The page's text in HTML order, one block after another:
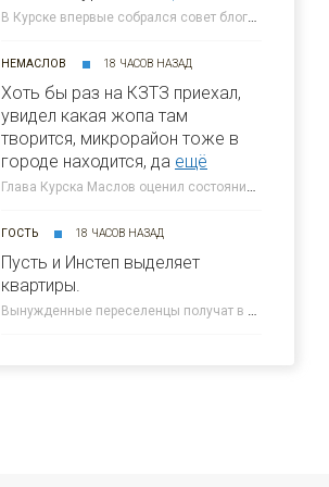
В Курске впервые собрался совет блогеров при главе города » 46ТВ Курское Интернет Телевидение
НЕМАСЛОВ 18 ЧАСОВ НАЗАД
Хоть бы раз на КЗТЗ приехал,
увидел какая жопа там
творится, микрорайон тоже в
городе находится, да ещё
Глава Курска Маслов оценил состояние требующих благоустройства локаций » 46ТВ Курское Интернет Телевидение
ГОСТЬ 18 ЧАСОВ НАЗАД
Пусть и Инстеп выделяет
квартиры.
Вынужденные переселенцы получат в Курске около 300 квартир от КПД » 46ТВ Курское Интернет Телевидение